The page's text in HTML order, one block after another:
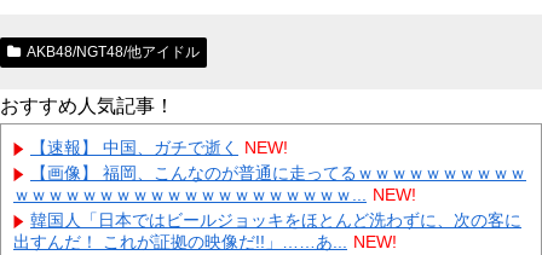
AKB48/NGT48/他アイドル
おすすめ人気記事！
【速報】 中国、ガチで逝く
NEW!
【画像】 福岡、こんなのが普通に走ってるｗｗｗｗｗｗｗｗｗｗ
ｗｗｗｗｗｗｗｗｗｗｗｗｗｗｗｗｗｗｗｗ...
NEW!
韓国人「日本ではビールジョッキをほとんど洗わずに、次の客に
出すんだ！ これが証拠の映像だ!!」……あ...
NEW!